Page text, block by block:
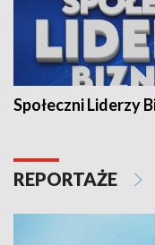
Społeczni Liderzy
REPORTAŻE